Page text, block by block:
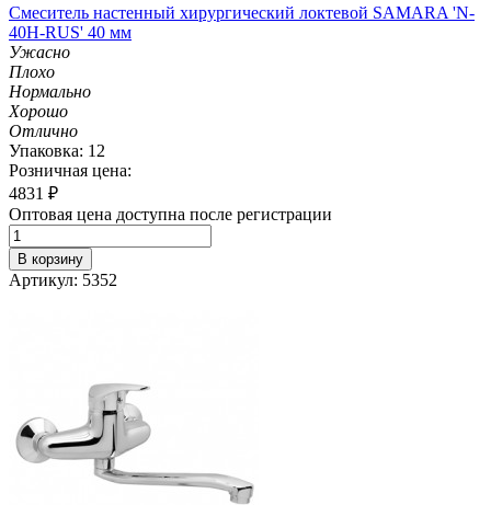
Смеситель настенный хирургический локтевой SAMARA 'N-
40H-RUS' 40 мм
Ужасно
Плохо
Нормально
Хорошо
Отлично
Упаковка: 12
Розничная цена:
4831 ₽
Оптовая цена доступна после регистрации
В корзину
Артикул: 5352